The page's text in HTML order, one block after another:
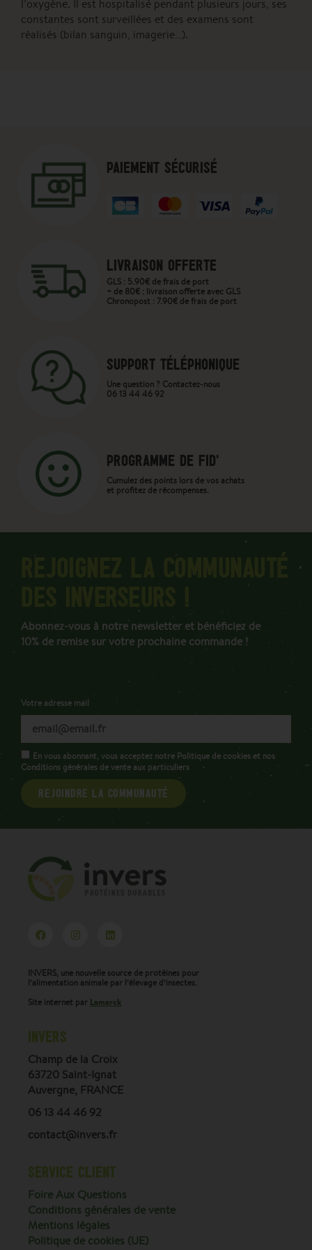
l’oxygène. Il est hospitalisé pendant plusieurs jours, ses
constantes sont surveillées et des examens sont
réalisés (bilan sanguin, imagerie…).
PAIEMENT SÉCURISÉ
LIVRAISON OFFERTE
GLS : 5.90€ de frais de port
+ de 80€ : livraison offerte avec GLS
Chronopost : 7.90€ de frais de port
SUPPORT TÉLÉPHONIQUE
Une question ? Contactez-nous
06 13 44 46 92
PROGRAMME DE FID'
Cumulez des points lors de vos achats
et profitez de récompenses.
REJOIGNEZ LA COMMUNAUTÉ
Abonnez-vous à notre newsletter et bénéficiez de
10% de remise sur votre prochaine commande !
Votre adresse mail
En vous abonnant, vous acceptez notre Politique de cookies et nos
Conditions générales de vente aux particuliers
REJOINDRE LA COMMUNAUTÉ
INVERS, une nouvelle source de protéines pour
l’alimentation animale par l’élevage d’insectes.
Site internet par Lamarck
INVERS
Champ de la Croix
63720 Saint-Ignat
Auvergne, FRANCE
06 13 44 46 92
contact@invers.fr
SERVICE CLIENT
Foire Aux Questions
Conditions générales de vente
Mentions légales
Politique de cookies (UE)